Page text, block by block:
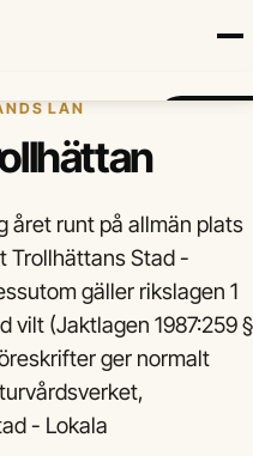
Valp Mat
LÄN
året runt på allmän plats
Trollhättans Stad -
gäller rikslagen 1
vilt (Jaktlagen 1987:259 §
ger normalt
- Lokala